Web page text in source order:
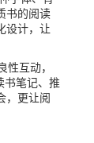
书的阅读
设计，让
互动，
书笔记、推
，更让阅